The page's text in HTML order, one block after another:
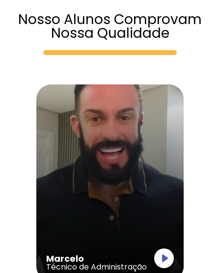
Nosso Alunos Comprovam
Nossa Qualidade
Marcelo
Técnico de Administração